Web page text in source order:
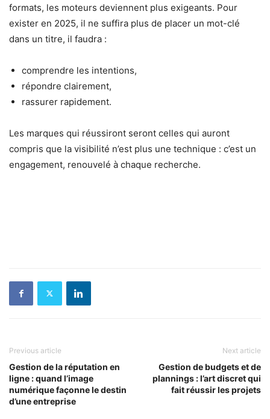
formats, les moteurs deviennent plus exigeants. Pour
exister en 2025, il ne suffira plus de placer un mot-clé
dans un titre, il faudra :
comprendre les intentions,
répondre clairement,
rassurer rapidement.
Les marques qui réussiront seront celles qui auront
compris que la visibilité n’est plus une technique : c’est un
engagement, renouvelé à chaque recherche.
Previous article
Gestion de la réputation en
ligne : quand l’image
numérique façonne le destin
d’une entreprise
Next article
Gestion de budgets et de
plannings : l’art discret qui
fait réussir les projets